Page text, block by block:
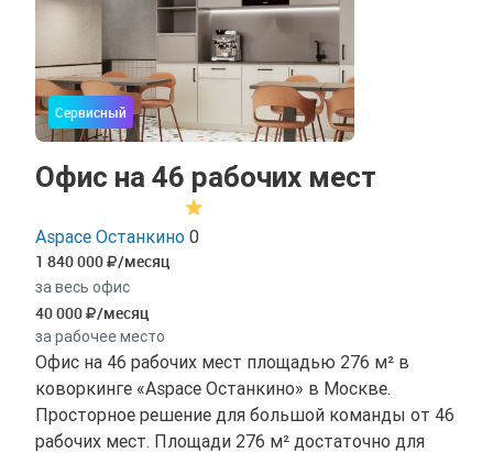
Сервисный
Офис на 46 рабочих мест
Aspace Останкино 0
1 840 000 /месяц
за весь офис
40 000 /месяц
за рабочее место
Офис на 46 рабочих мест площадью 276 м² в
коворкинге «Aspace Останкино» в Москве.
Просторное решение для большой команды от 46
рабочих мест. Площади 276 м² достаточно для